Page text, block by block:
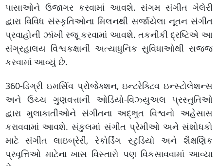
પાસાઓને ઉજાગર કરવામાં આવશે. સંગમ સંગીત ગેલેરી
દ્વારા વિવિધ સંસ્કૃતિઓના મિલનથી સર્જાયેલા નૂતન સંગીત
પ્રવાહોની ઝાંખી રજૂ કરવામાં આવશે. તકનીકી દ્રષ્ટિએ આ
સંગ્રહાલય વિશ્વકક્ષાની અત્યાધુનિક સુવિધાઓથી સજ્જ
કરવામાં આવ્યું છે.
360-ડિગ્રી ઇમર્સિવ પ્રોજેક્શન, ઇન્ટરેક્ટિવ ઇન્સ્ટોલેશન્સ
અને ઉચ્ચ ગુણવત્તાની ઓડિયો-વિઝ્યુઅલ પ્રસ્તુતિઓ
દ્વારા મુલાકાતીઓને સંગીતના અદ્ભુત વિશ્વનો અહેસાસ
કરાવવામાં આવશે. સંકુલમાં સંગીત પ્રેમીઓ અને સંશોધકો
માટે સંગીત લાઇબ્રેરી, રેકોર્ડિંગ સ્ટુડિયો અને શૈક્ષણિક
પ્રવૃત્તિઓ માટેના ખાસ વિસ્તારો પણ વિકસાવવામાં આવ્યા